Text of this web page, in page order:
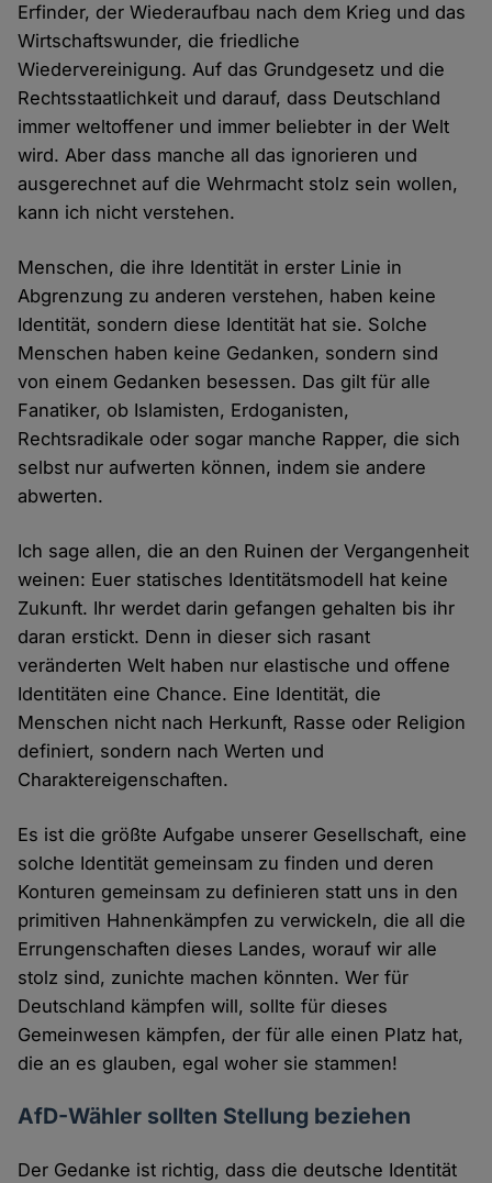
Erfinder, der Wiederaufbau nach dem Krieg und das
Wirtschaftswunder, die friedliche
Wiedervereinigung. Auf das Grundgesetz und die
Rechtsstaatlichkeit und darauf, dass Deutschland
immer weltoffener und immer beliebter in der Welt
wird. Aber dass manche all das ignorieren und
ausgerechnet auf die Wehrmacht stolz sein wollen,
kann ich nicht verstehen.
Menschen, die ihre Identität in erster Linie in
Abgrenzung zu anderen verstehen, haben keine
Identität, sondern diese Identität hat sie. Solche
Menschen haben keine Gedanken, sondern sind
von einem Gedanken besessen. Das gilt für alle
Fanatiker, ob Islamisten, Erdoganisten,
Rechtsradikale oder sogar manche Rapper, die sich
selbst nur aufwerten können, indem sie andere
abwerten.
Ich sage allen, die an den Ruinen der Vergangenheit
weinen: Euer statisches Identitätsmodell hat keine
Zukunft. Ihr werdet darin gefangen gehalten bis ihr
daran erstickt. Denn in dieser sich rasant
veränderten Welt haben nur elastische und offene
Identitäten eine Chance. Eine Identität, die
Menschen nicht nach Herkunft, Rasse oder Religion
definiert, sondern nach Werten und
Charaktereigenschaften.
Es ist die größte Aufgabe unserer Gesellschaft, eine
solche Identität gemeinsam zu finden und deren
Konturen gemeinsam zu definieren statt uns in den
primitiven Hahnenkämpfen zu verwickeln, die all die
Errungenschaften dieses Landes, worauf wir alle
stolz sind, zunichte machen könnten. Wer für
Deutschland kämpfen will, sollte für dieses
Gemeinwesen kämpfen, der für alle einen Platz hat,
die an es glauben, egal woher sie stammen!
AfD-Wähler sollten Stellung beziehen
Der Gedanke ist richtig, dass die deutsche Identität